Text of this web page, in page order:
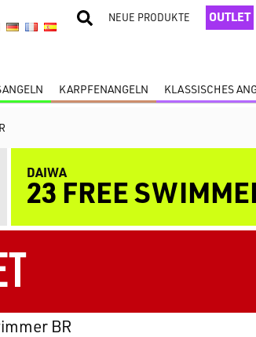
NEUE PRODUKTE OUTLET
KARPFENANGELN KLASSISCHES
DAIWA
23 FREE
BR